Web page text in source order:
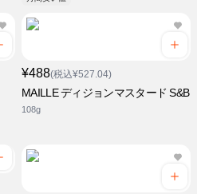
¥488(税込¥527.04)
MAILLE ディジョンマスタード S&B
108g